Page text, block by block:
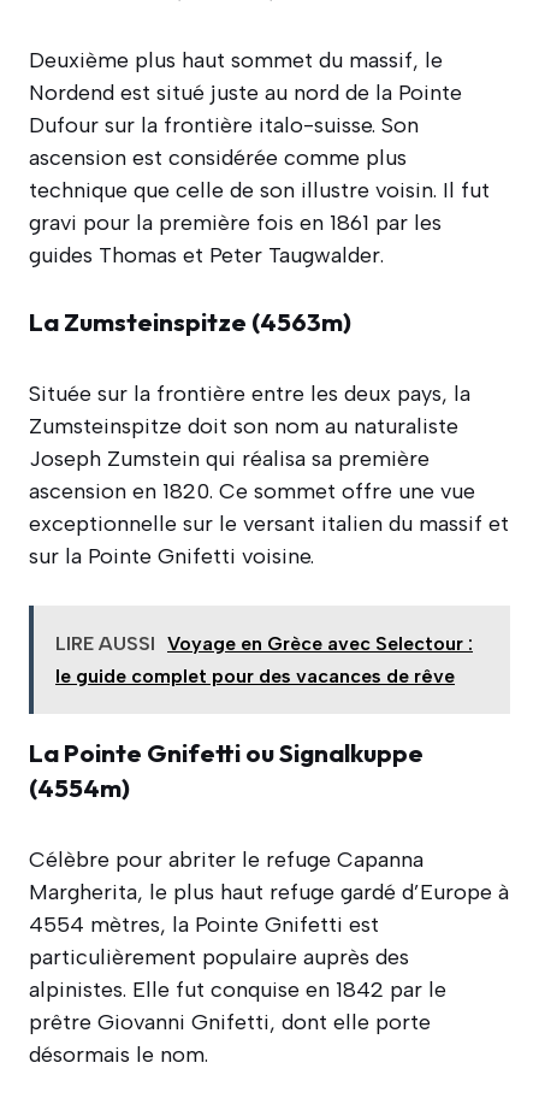
Deuxième plus haut sommet du massif, le
Nordend est situé juste au nord de la Pointe
Dufour sur la frontière italo-suisse. Son
ascension est considérée comme plus
technique que celle de son illustre voisin. Il fut
gravi pour la première fois en 1861 par les
guides Thomas et Peter Taugwalder.
La Zumsteinspitze (4563m)
Située sur la frontière entre les deux pays, la
Zumsteinspitze doit son nom au naturaliste
Joseph Zumstein qui réalisa sa première
ascension en 1820. Ce sommet offre une vue
exceptionnelle sur le versant italien du massif et
sur la Pointe Gnifetti voisine.
LIRE AUSSI Voyage en Grèce avec Selectour :
le guide complet pour des vacances de rêve
La Pointe Gnifetti ou Signalkuppe
(4554m)
Célèbre pour abriter le refuge Capanna
Margherita, le plus haut refuge gardé d’Europe à
4554 mètres, la Pointe Gnifetti est
particulièrement populaire auprès des
alpinistes. Elle fut conquise en 1842 par le
prêtre Giovanni Gnifetti, dont elle porte
désormais le nom.